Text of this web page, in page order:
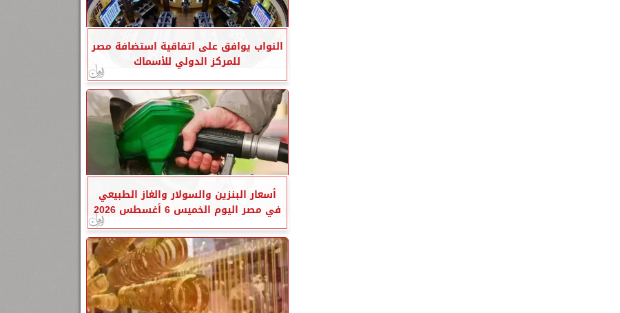
النواب يوافق على اتفاقية استضافة مصر
للمركز الدولي للأسماك
أسعار البنزين والسولار والغاز الطبيعي
في مصر اليوم الخميس 6 أغسطس 2026